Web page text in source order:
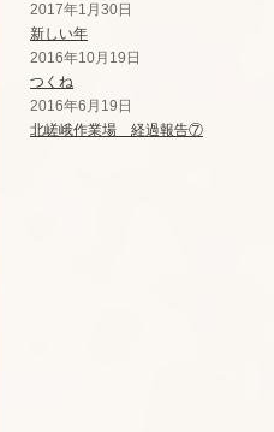
2017年1月30日
新しい年
2016年10月19日
つくね
2016年6月19日
北嵯峨作業場 経過報告⑦